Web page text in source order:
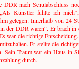
DDR nach Schulabschluss
Künstler fühlte ich
gelegen: Innerhalb von 24
der DDR waren“. Er brach
war die richtige
Er stellte die
Sein Traum war ein Haus in
durch.